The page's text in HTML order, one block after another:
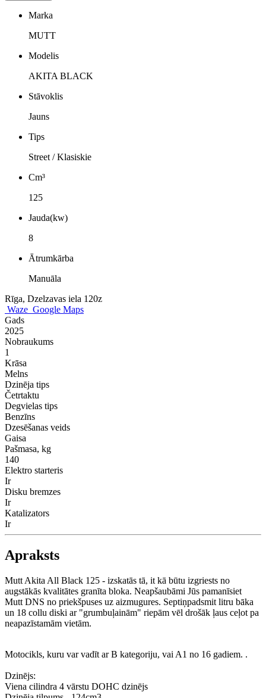
Marka
MUTT
Modelis
AKITA BLACK
Stāvoklis
Jauns
Tips
Street / Klasiskie
Cm³
125
Jauda(kw)
8
Ātrumkārba
Manuāla
Rīga, Dzelzavas iela 120z
Waze Google Maps
Gads
2025
Nobraukums
1
Krāsa
Melns
Dzinēja tips
Četrtaktu
Degvielas tips
Benzīns
Dzesēšanas veids
Gaisa
Pašmasa, kg
140
Elektro starteris
Ir
Disku bremzes
Ir
Katalizators
Ir
Apraksts
Mutt Akita All Black 125 - izskatās tā, it kā būtu izgriests no
augstākās kvalitātes granīta bloka. Neapšaubāmi Jūs pamanīsiet
Mutt DNS no priekšpuses uz aizmugures. Septiņpadsmit litru bāka
un 18 collu diski ar "grumbuļainām" riepām vēl drošāk ļaus ceļot pa
neapazīstamām vietām.
Motocikls, kuru var vadīt ar B kategoriju, vai A1 no 16 gadiem. .
Dzinējs:
Viena cilindra 4 vārstu DOHC dzinējs